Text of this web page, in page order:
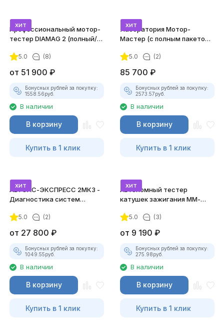
хит
Профессиональный мотор-
тестер DIAMAG 2 (полный/
5.0 (8)
от 51 900 ₽
Бонусных рублей за покупку:
1558.56руб.
В наличии
В корзину
Купить в 1 клик
хит
Лаборатория Мотор-
Мастер (с полным пакетом
5.0 (2)
85 700 ₽
Бонусных рублей за покупку:
2573.57руб.
В наличии
В корзину
Купить в 1 клик
хит
АВТОАС-ЭКСПРЕСС 2МК3 -
Диагностика систем
5.0 (2)
от 27 800 ₽
Бонусных рублей за покупку:
1049.55руб.
В наличии
В корзину
Купить в 1 клик
хит
Автономный тестер
катушек зажигания ММ-
комплект)
5.0 (3)
от 9 190 ₽
Бонусных рублей за покупку:
275.98руб.
В наличии
В корзину
Купить в 1 клик